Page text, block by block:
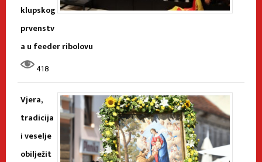
klupskog
prvenstv
a u feeder ribolovu
418
Vjera,
tradicija
i veselje
obilježit